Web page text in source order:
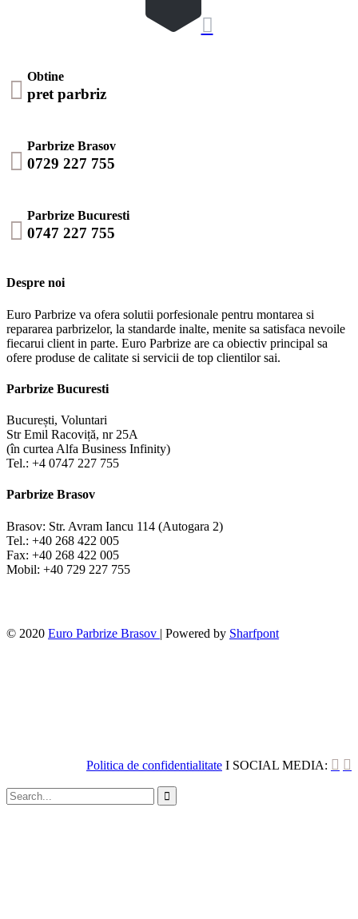

 Obtine
pret parbriz

Parbrize Brasov
0729 227 755

Parbrize Bucuresti
0747 227 755
Despre noi
Euro Parbrize va ofera solutii porfesionale pentru montarea si
repararea parbrizelor, la standarde inalte, menite sa satisfaca nevoile
fiecarui client in parte. Euro Parbrize are ca obiectiv principal sa
ofere produse de calitate si servicii de top clientilor sai.
Parbrize Bucuresti
București, Voluntari
Str Emil Racoviță, nr 25A
(în curtea Alfa Business Infinity)
Tel.: +4 0747 227 755
Parbrize Brasov
Brasov: Str. Avram Iancu 114 (Autogara 2)
Tel.: +40 268 422 005
Fax: +40 268 422 005
Mobil: +40 729 227 755
© 2020 Euro Parbrize Brasov | Powered by Sharfpont
Politica de confidentialitate I SOCIAL MEDIA:  
